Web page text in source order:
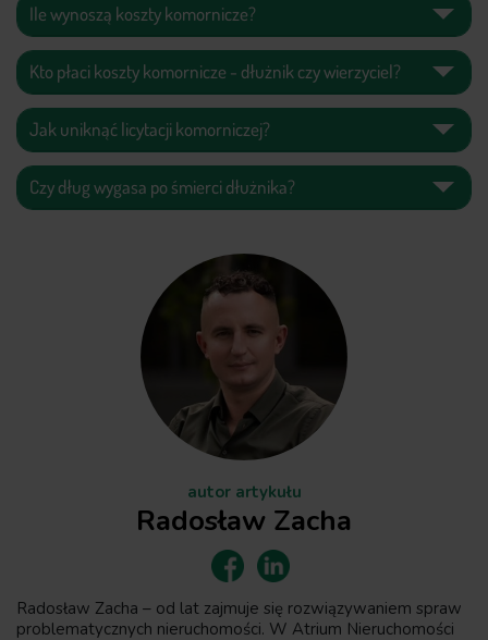
Ile wynoszą koszty komornicze?
Kto płaci koszty komornicze - dłużnik czy wierzyciel?
Jak uniknąć licytacji komorniczej?
Czy dług wygasa po śmierci dłużnika?
autor artykułu
Radosław Zacha
Radosław Zacha – od lat zajmuje się rozwiązywaniem spraw
problematycznych nieruchomości. W Atrium Nieruchomości